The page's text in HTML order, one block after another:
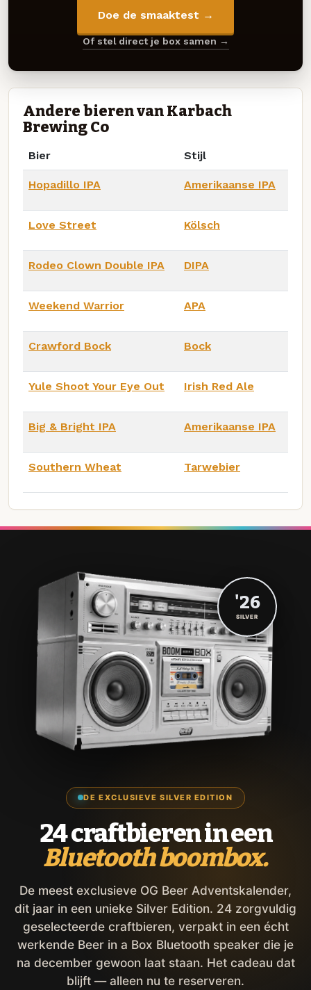
Doe de smaaktest →
Of stel direct je box samen →
Andere bieren van Karbach
Brewing Co
Bier Stijl
Hopadillo IPA Amerikaanse IPA
Love Street Kölsch
Rodeo Clown Double IPA DIPA
Weekend Warrior APA
Crawford Bock Bock
Yule Shoot Your Eye Out Irish Red Ale
Big & Bright IPA Amerikaanse IPA
Southern Wheat Tarwebier
DE EXCLUSIEVE SILVER EDITION
24 craftbieren in een
Bluetooth boombox.
De meest exclusieve OG Beer Adventskalender,
dit jaar in een unieke Silver Edition. 24 zorgvuldig
geselecteerde craftbieren, verpakt in een écht
werkende Beer in a Box Bluetooth speaker die je
na december gewoon laat staan. Het cadeau dat
blijft — alleen nu te reserveren.
'26
SILVER